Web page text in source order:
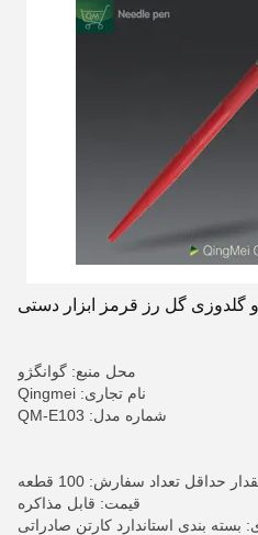
گلدوزی گل رز قرمز ابزار دستی
محل منبع: گوانگژو
نام تجاری: Qingmei
شماره مدل: QM-E103
حداقل تعداد سفارش: 100 قطعه
قیمت: قابل مذاکره
بسته بندی استاندارد کارتن صادراتی